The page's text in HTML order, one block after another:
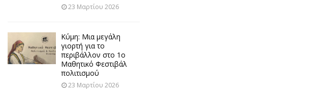
23 Μαρτίου 2026
Κύμη: Μια μεγάλη
γιορτή για το
περιβάλλον στο 1ο
Μαθητικό Φεστιβάλ
πολιτισμού
23 Μαρτίου 2026